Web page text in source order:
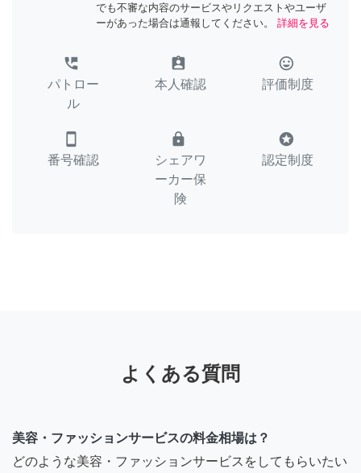
でも不審な内容のサービスやリクエストやユーザ
ーがあった場合は通報してください。
詳細を見る
perm_phone_msg
パトロー
ル
assignment_ind
本人確認
tag_faces
評価制度
smartphone
番号確認
lock
シェアワ
ーカー保
険
stars
認定制度
よくある質問
美容・ファッションサービスの料金相場は？
どのような美容・ファッションサービスをしてもらいたい